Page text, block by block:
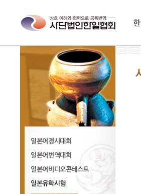
일어경시대회
일어번역대회
일어비디오콘테스트